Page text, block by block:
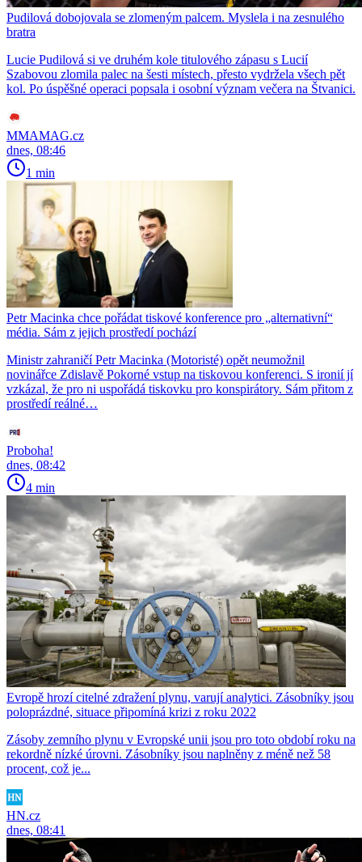
Pudilová dobojovala se zlomeným palcem. Myslela i na zesnulého
bratra
Lucie Pudilová si ve druhém kole titulového zápasu s Lucií
Szabovou zlomila palec na šesti místech, přesto vydržela všech pět
kol. Po úspěšné operaci popsala i osobní význam večera na Štvanici.
MMAMAG.cz
dnes, 08:46
1 min
Petr Macinka chce pořádat tiskové konference pro „alternativní“
média. Sám z jejich prostředí pochází
Ministr zahraničí Petr Macinka (Motoristé) opět neumožnil
novinářce Zdislavě Pokorné vstup na tiskovou konferenci. S ironií jí
vzkázal, že pro ni uspořádá tiskovku pro konspirátory. Sám přitom z
prostředí reálné…
Proboha!
dnes, 08:42
4 min
Evropě hrozí citelné zdražení plynu, varují analytici. Zásobníky jsou
poloprázdné, situace připomíná krizi z roku 2022
Zásoby zemního plynu v Evropské unii jsou pro toto období roku na
rekordně nízké úrovni. Zásobníky jsou naplněny z méně než 58
procent, což je...
HN.cz
dnes, 08:41